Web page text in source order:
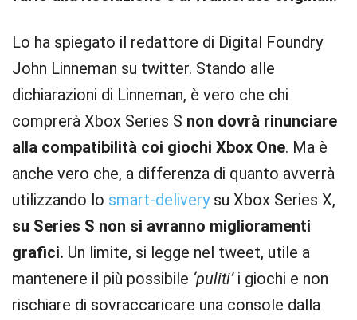
Lo ha spiegato il redattore di Digital Foundry
John Linneman su twitter. Stando alle
dichiarazioni di Linneman, è vero che chi
comprerà Xbox Series S non dovrà rinunciare
alla compatibilità coi giochi Xbox One. Ma è
anche vero che, a differenza di quanto avverrà
utilizzando lo smart-deliverysu Xbox Series X,
su Series S non si avranno miglioramenti
grafici. Un limite, si legge nel tweet, utile a
mantenere il più possibile ‘puliti’i giochi e non
rischiare di sovraccaricare una console dalla